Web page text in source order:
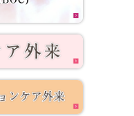
れました。